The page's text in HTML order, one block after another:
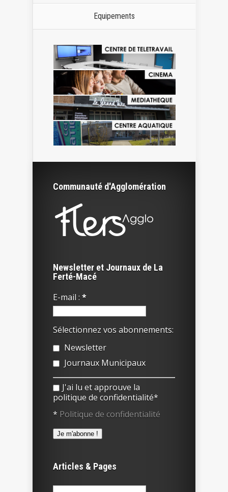
Equipements
Communauté d'Agglomération
Newsletter et Journaux de La
Ferté-Macé
E-mail : *
Sélectionnez vos abonnements:
Newsletter
Journaux Municipaux
J'ai lu et approuve la
politique de confidentialité*
* Politique de confidentialité
Articles & Pages
Rechercher :